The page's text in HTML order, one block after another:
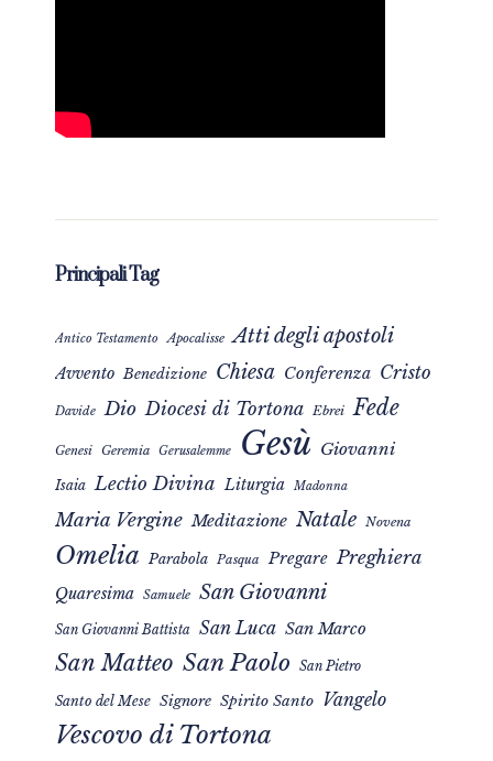
Principali Tag
Antico Testamento Apocalisse Atti degli apostoli
Avvento Benedizione Chiesa Conferenza Cristo
Davide Dio Diocesi di Tortona Ebrei Fede
Genesi Geremia Gerusalemme Gesù Giovanni
Isaia Lectio Divina Liturgia Madonna
Maria Vergine Meditazione Natale Novena
Omelia Parabola Pasqua Pregare Preghiera
Quaresima Samuele San Giovanni
San Giovanni Battista San Luca San Marco
San Matteo San Paolo San Pietro
Santo del Mese Signore Spirito Santo Vangelo
Vescovo di Tortona